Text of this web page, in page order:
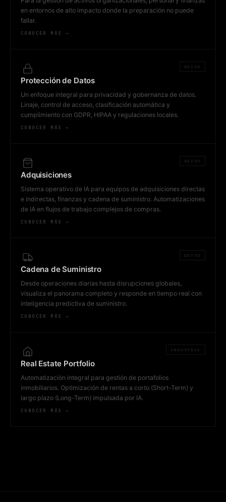
en entornos de alto impacto donde la preparación no puede
fallar.
CONOCER MÁS →
DATOS
Protección de Datos
Un enfoque integral para privacidad y gobernanza de datos.
Linaje, control de acceso, clasificación automática y
cumplimiento con GDPR, HIPAA y regulaciones locales.
CONOCER MÁS →
DATOS
Adquisiciones
Sistema operativo de IA para equipos de adquisiciones directas
e indirectas, finanzas y cadena de suministro. Automatizaciones
de IA en flujos de trabajo complejos de compras.
CONOCER MÁS →
DATOS
Cadena de Suministro
Desde operaciones diarias hasta disrupciones globales,
visualiza el panorama completo y responde en tiempo real con
inteligencia predictiva de suministro.
CONOCER MÁS →
INDUSTRIA
Real Estate Portfolio
Automatización integral para gestión de portafolios
inmobiliarios. Optimización de rentas a corto (Short-Term) y
largo plazo (Long-Term) impulsada por IA.
CONOCER MÁS →